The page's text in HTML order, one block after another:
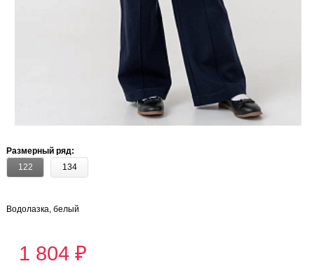
Размерный ряд:
122
134
Водолазка, белый
1 804 ₽